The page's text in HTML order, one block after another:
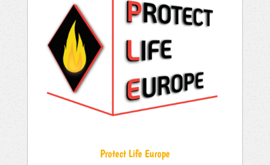
Protect Life Europe